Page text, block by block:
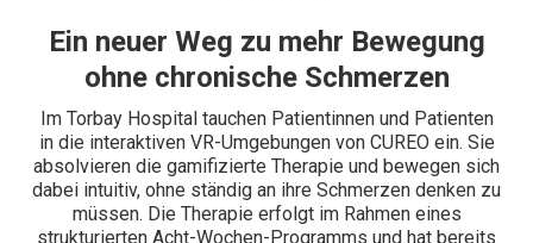
Ein neuer Weg zu mehr Bewegung
ohne chronische Schmerzen
Im Torbay Hospital tauchen Patientinnen und Patienten
in die interaktiven VR-Umgebungen von CUREO ein. Sie
absolvieren die gamifizierte Therapie und bewegen sich
dabei intuitiv, ohne ständig an ihre Schmerzen denken zu
müssen. Die Therapie erfolgt im Rahmen eines
strukturierten Acht-Wochen-Programms und hat bereits